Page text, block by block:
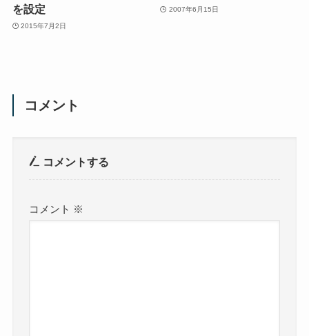
を設定
2015年7月2日
2007年6月15日
コメント
コメントする
コメント ※